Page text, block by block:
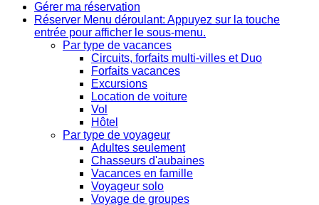
Gérer ma réservation
Réserver Menu déroulant: Appuyez sur la touche
entrée pour afficher le sous-menu.
Par type de vacances
Circuits, forfaits multi-villes et Duo
Forfaits vacances
Excursions
Location de voiture
Vol
Hôtel
Par type de voyageur
Adultes seulement
Chasseurs d'aubaines
Vacances en famille
Voyageur solo
Voyage de groupes